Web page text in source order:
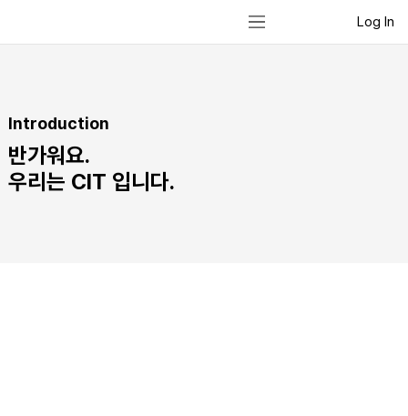
Log In
Introduction
반가워요.
우리는 CIT 입니다.